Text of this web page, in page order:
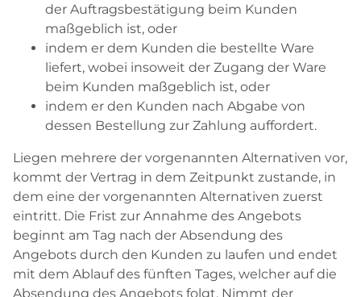
der Auftragsbestätigung beim Kunden
maßgeblich ist, oder
indem er dem Kunden die bestellte Ware
liefert, wobei insoweit der Zugang der Ware
beim Kunden maßgeblich ist, oder
indem er den Kunden nach Abgabe von
dessen Bestellung zur Zahlung auffordert.
Liegen mehrere der vorgenannten Alternativen vor,
kommt der Vertrag in dem Zeitpunkt zustande, in
dem eine der vorgenannten Alternativen zuerst
eintritt. Die Frist zur Annahme des Angebots
beginnt am Tag nach der Absendung des
Angebots durch den Kunden zu laufen und endet
mit dem Ablauf des fünften Tages, welcher auf die
Absendung des Angebots folgt. Nimmt der